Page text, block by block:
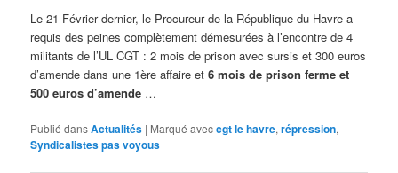
Le 21 Février dernier, le Procureur de la République du Havre a
requis des peines complètement démesurées à l’encontre de 4
militants de l’UL CGT : 2 mois de prison avec sursis et 300 euros
d’amende dans une 1ère affaire et6 mois de prison ferme et
500 euros d’amende …
Publié dansActualités | Marqué aveccgt le havre,répression,
Syndicalistes pas voyous